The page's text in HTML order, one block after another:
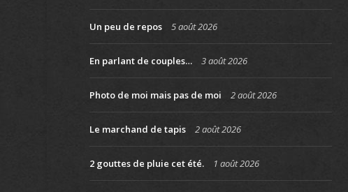
Un peu de repos 5 août 2026
En parlant de couples… 3 août 2026
Photo de moi mais pas de moi 2 août 2026
Le marchand de tapis 2 août 2026
2 gouttes de pluie cet été. 1 août 2026